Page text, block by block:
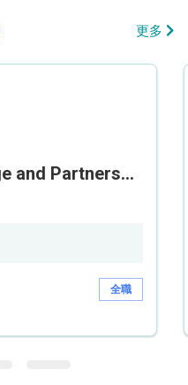
更多
Manager, Card Usage and Partnership
全職